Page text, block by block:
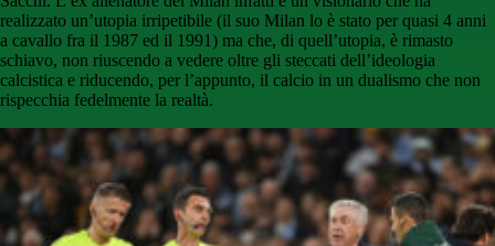
realizzato un’utopia irripetibile (il suo Milan lo è stato per quasi 4 anni
a cavallo fra il 1987 ed il 1991) ma che, di quell’utopia, è rimasto
schiavo, non riuscendo a vedere oltre gli steccati dell’ideologia
calcistica e riducendo, per l’appunto, il calcio in un dualismo che non
rispecchia fedelmente la realtà.